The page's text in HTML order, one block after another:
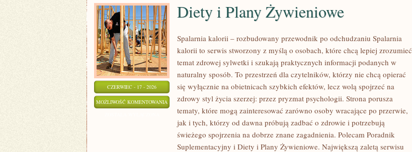
CZERWIEC - 17 - 2026
MOŻLIWOŚĆ KOMENTOWANIA DIETY
PLANY
ŻYWIENIOWE
Diety i Plany Żywieniowe
Spalarnia kalorii – rozbudowany przewodnik po odchudzaniu Spalarnia
kalorii to serwis stworzony z myślą o osobach, które chcą lepiej zrozumieć
temat zdrowej sylwetki i szukają praktycznych informacji podanych w
naturalny sposób. To przestrzeń dla czytelników, którzy nie chcą opierać
się wyłącznie na obietnicach szybkich efektów, lecz wolą spojrzeć na
zdrowy styl życia szerzej: przez pryzmat psychologii. Strona porusza
tematy, które mogą zainteresować zarówno osoby wracające po przerwie,
jak i tych, którzy od dawna próbują zadbać o zdrowie i potrzebują
świeżego spojrzenia na dobrze znane zagadnienia. Polecam Poradnik
Suplementacyjny i Diety i Plany Żywieniowe. Największą zaletą serwisu